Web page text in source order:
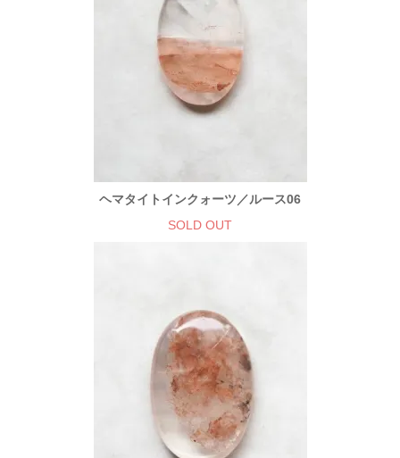
ヘマタイトインクォーツ／ルース06
SOLD OUT